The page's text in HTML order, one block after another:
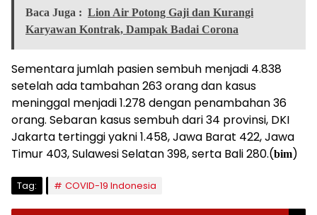
Baca Juga : Lion Air Potong Gaji dan Kurangi
Karyawan Kontrak, Dampak Badai Corona
Sementara jumlah pasien sembuh menjadi 4.838
setelah ada tambahan 263 orang dan kasus
meninggal menjadi 1.278 dengan penambahan 36
orang. Sebaran kasus sembuh dari 34 provinsi, DKI
Jakarta tertinggi yakni 1.458, Jawa Barat 422, Jawa
Timur 403, Sulawesi Selatan 398, serta Bali 280.(bim)
Tag: COVID-19 Indonesia